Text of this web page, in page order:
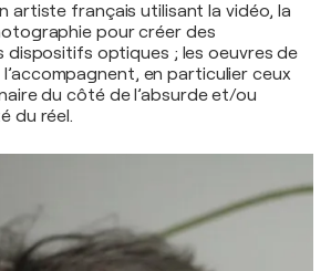
artiste français utilisant la vidéo, la
pour créer des
dispositifs optiques ; les oeuvres de
en particulier ceux
du côté de l’absurde et/ou
du réel.